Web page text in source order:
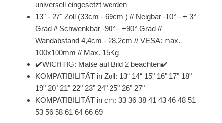
universell eingesetzt werden
13" - 27" Zoll (33cm - 69cm ) // Neigbar -10° - + 3°
Grad // Schwenkbar -90° - +90° Grad //
Wandabstand 4,4cm - 28,2cm // VESA: max.
100x100mm // Max. 15Kg
✔️WICHTIG: Maße auf Bild 2 beachten✔️
KOMPATIBILITÄT in Zoll: 13“ 14“ 15" 16" 17" 18"
19" 20" 21" 22" 23” 24" 25" 26" 27"
KOMPATIBILITÄT in cm: 33 36 38 41 43 46 48 51
53 56 58 61 64 66 69